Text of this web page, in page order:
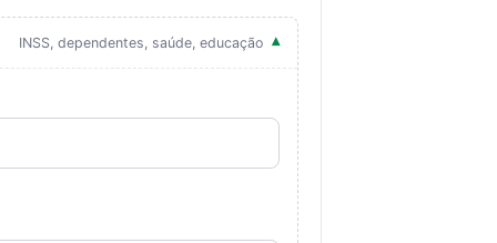
INSS, dependentes, saúde, educação